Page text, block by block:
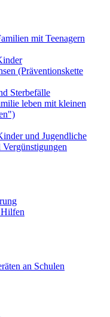
mit Teenagern
(Präventionskette
Sterbefälle
leben mit kleinen
und Jugendliche
an Schulen